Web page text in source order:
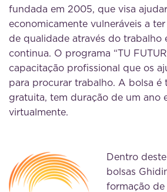
fundada em 2005, que visa
economicamente vulneráveis a
de qualidade através do trabalho
continua. O programa “TU
capacitação profissional que os
para procurar trabalho. A bolsa é
gratuita, tem duração de um ano
virtualmente.
Dentro
bolsas
formação